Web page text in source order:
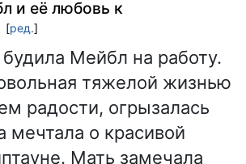
и её любовь к
[ред.]
Мейбл на работу.
тяжелой жизнью
радости, огрызалась
мечтала о красивой
Мать замечала